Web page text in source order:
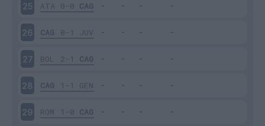
25 ATA 0-0 CAG
26 CAG 0-1 JUV
27 BOL 2-1 CAG
28 CAG 1-1 GEN
29 ROM 1-0 CAG